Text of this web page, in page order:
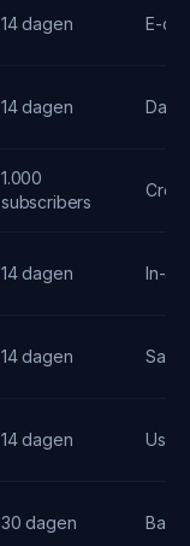
14 dagen E-
14 dagen
1.000
subscribers
14 dagen In-
14 dagen
14 dagen User
30 dagen Basis